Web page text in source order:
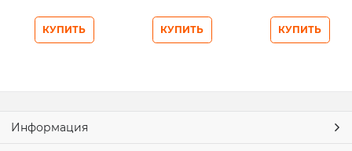
КУПИТЬ КУПИТЬ КУПИТЬ
Информация